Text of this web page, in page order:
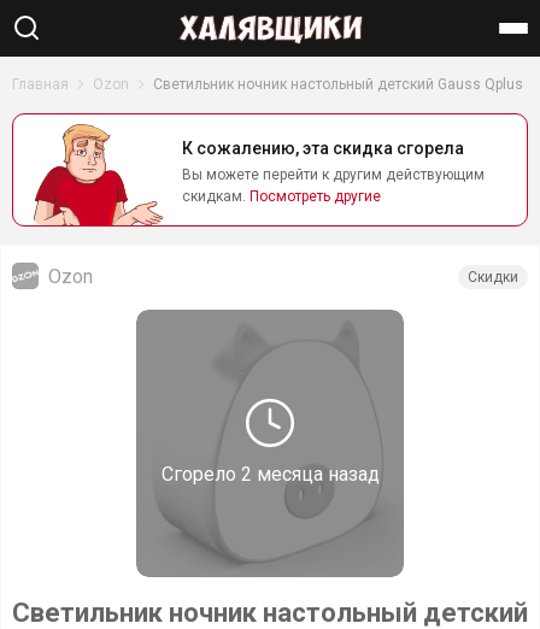
Найти
Главная Ozon Светильник ночник настольный детский Gauss Qplus
К сожалению, эта скидка сгорела
Вы можете перейти к другим действующим
скидкам. Посмотреть другие
Сгорело 2 месяца назад
Ozon Скидки
Светильник ночник настольный детский